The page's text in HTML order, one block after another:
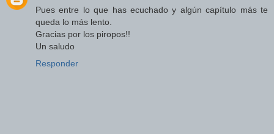
Pues entre lo que has ecuchado y algún capítulo más te
queda lo más lento.
Gracias por los piropos!!
Un saludo
Responder